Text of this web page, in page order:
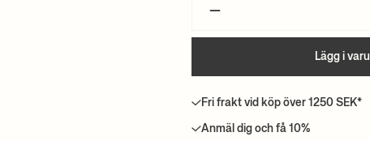
–
Lägg i
Fri frakt vid köp över 1250 SEK*
Anmäl dig och få 10%